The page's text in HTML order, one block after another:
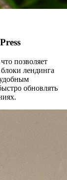
позволяет
лендинга
удобным
обновлять